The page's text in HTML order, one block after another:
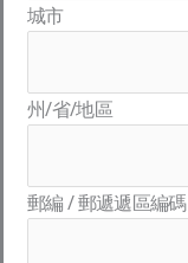
城市
州/省/地區
郵編 / 郵遞遞區編碼